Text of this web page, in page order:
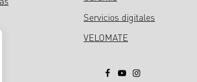
Servicios digitales
VELOMATE